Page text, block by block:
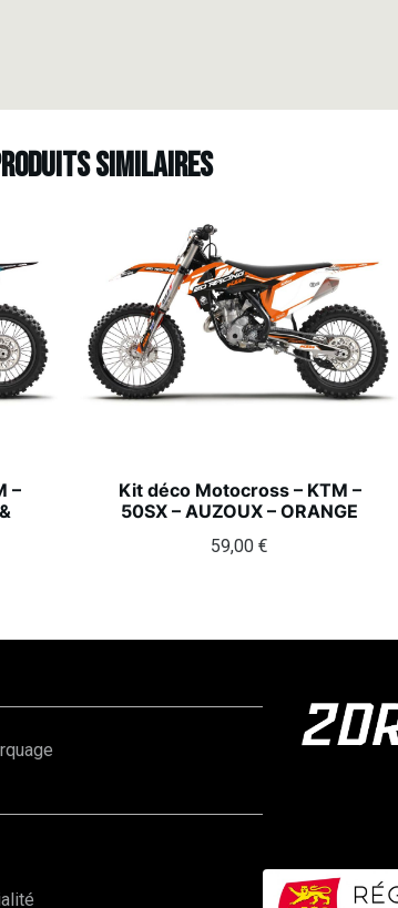
similaires
–
Kit déco Motocross – KTM –
50SX – AUZOUX – ORANGE
59,00€